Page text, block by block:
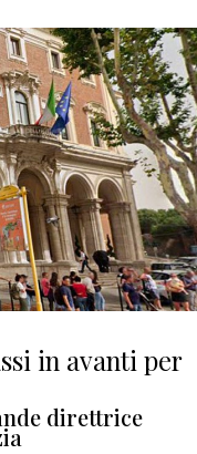
in avanti per
direttrice